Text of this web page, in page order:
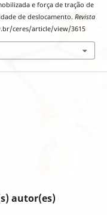
e força de tração de
de deslocamento. Revista
ceres/article/view/3615
autor(es)